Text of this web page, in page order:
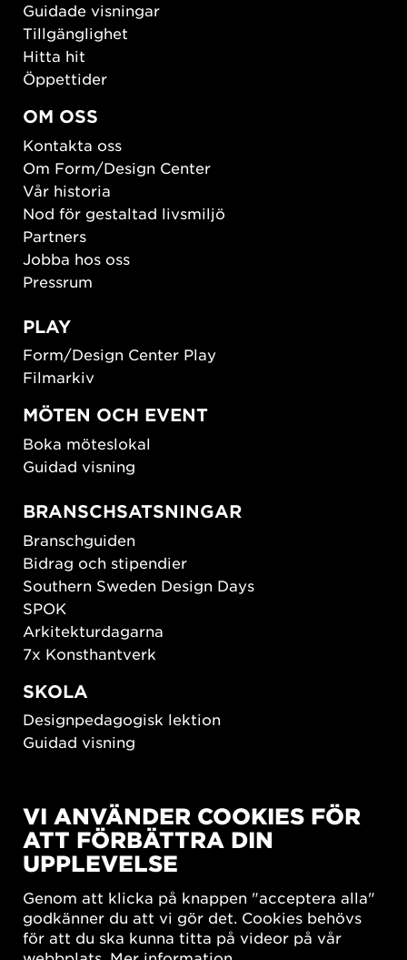
Guidade visningar
Tillgänglighet
Hitta hit
Öppettider
OM OSS
Kontakta oss
Om Form/Design Center
Vår historia
Nod för gestaltad livsmiljö
Partners
Jobba hos oss
Pressrum
PLAY
Form/Design Center Play
Filmarkiv
MÖTEN OCH EVENT
Boka möteslokal
Guidad visning
BRANSCHSATSNINGAR
Branschguiden
Bidrag och stipendier
Southern Sweden Design Days
SPOK
Arkitekturdagarna
7x Konsthantverk
SKOLA
Designpedagogisk lektion
Guidad visning
New European Bauhaus
SUSTAINORDIC
Share Future Living
What Matter_s
VI ANVÄNDER COOKIES FÖR
ATT FÖRBÄTTRA DIN
UPPLEVELSE
Genom att klicka på knappen "acceptera alla"
godkänner du att vi gör det. Cookies behövs
för att du ska kunna titta på videor på vår